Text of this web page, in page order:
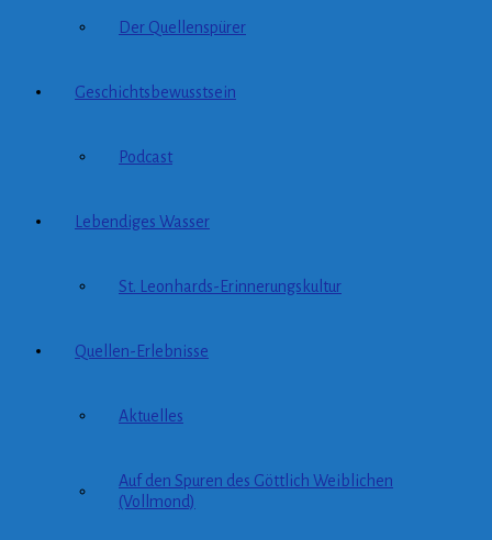
Der Quellenspürer
Geschichtsbewusstsein
Podcast
Lebendiges Wasser
St. Leonhards-Erinnerungskultur
Quellen-Erlebnisse
Aktuelles
Auf den Spuren des Göttlich Weiblichen
(Vollmond)